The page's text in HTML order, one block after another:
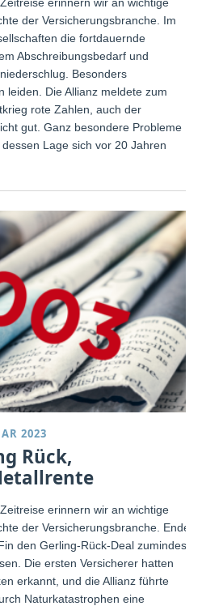
erinnern wir an wichtige
der Versicherungsbranche. Im
die fortdauernde
Abschreibungsbedarf und
Besonders
leiden. Die Allianz meldete zum
rote Zahlen, auch der
gut. Ganz besondere Probleme
Lage sich vor 20 Jahren
2023
Rück,
erinnern wir an wichtige
der Versicherungsbranche. Ende
den Gerling-Rück-Deal zumindest
Die ersten Versicherer hatten
erkannt, und die Allianz führte
Naturkatastrophen eine